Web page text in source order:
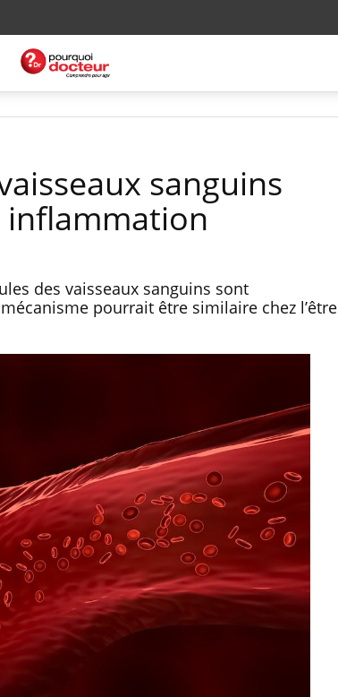
sanguins
inflammation
des vaisseaux sanguins sont
pourrait être similaire chez l’être